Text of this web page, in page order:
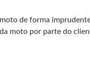
de forma
moto por parte do